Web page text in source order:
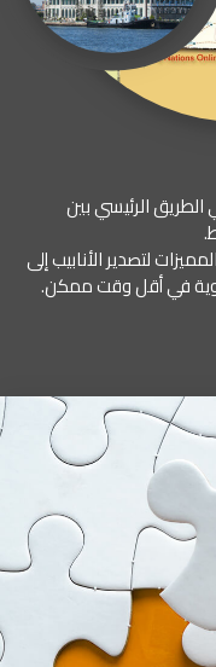
الطريق الرئيسي بين
لتصدير الأنابيب إلى
في أقل وقت ممكن.